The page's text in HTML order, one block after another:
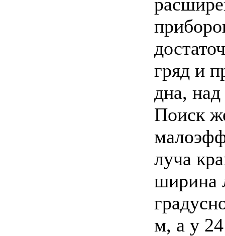
гряд и
дна,
Поиск
луча
ширина
м, а у